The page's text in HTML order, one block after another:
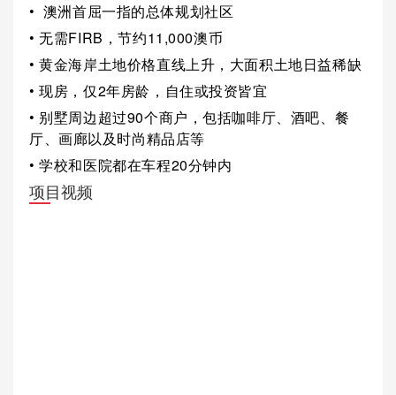
• 澳洲首屈一指的总体规划社区
• 无需FIRB，节约11,000澳币
• 黄金海岸土地价格直线上升，大面积土地日益稀缺
• 现房，仅2年房龄，自住或投资皆宜
• 别墅周边超过90个商户，包括咖啡厅、酒吧、餐
厅、画廊以及时尚精品店等
• 学校和医院都在车程20分钟内
项目视频